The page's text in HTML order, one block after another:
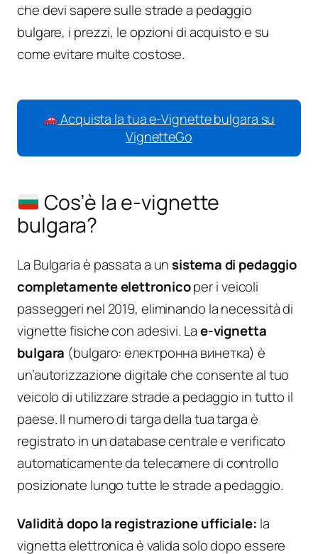
che devi sapere sulle strade a pedaggio
bulgare, i prezzi, le opzioni di acquisto e su
come evitare multe costose.
Acquista la tua e-Vignette bulgara su
VignetteGo
Cos’è la e-vignette
bulgara?
La Bulgaria è passata a unsistema di pedaggio
completamente elettronicoper i veicoli
passeggeri nel 2019, eliminando la necessità di
vignette fisiche con adesivi. Lae-vignetta
bulgara (bulgaro: електронна винетка) è
un’autorizzazione digitale che consente al tuo
veicolo di utilizzare strade a pedaggio in tutto il
paese. Il numero di targa della tua targa è
registrato in un database centrale e verificato
automaticamente da telecamere di controllo
posizionate lungo tutte le strade a pedaggio.
Validità dopo la registrazione ufficiale: la
vignetta elettronica è valida solo dopo essere